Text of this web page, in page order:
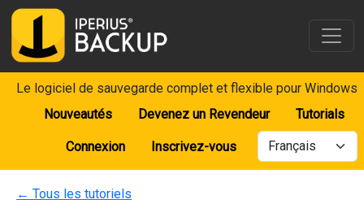
Le logiciel de sauvegarde complet et flexible pour Windows
Nouveautés
Devenez un Revendeur Tutorials
Connexion Inscrivez-vous
← Tous les tutoriels